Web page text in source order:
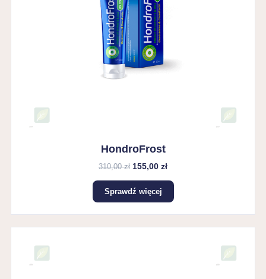
HondroFrost
310,00 zł 155,00 zł
Sprawdź więcej